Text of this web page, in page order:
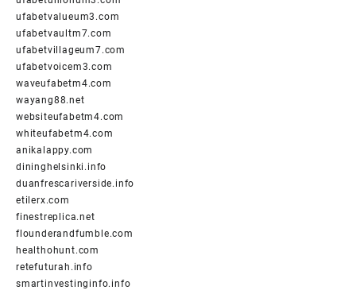
ufabetvalueum3.com
ufabetvaultm7.com
ufabetvillageum7.com
ufabetvoicem3.com
waveufabetm4.com
wayang88.net
websiteufabetm4.com
whiteufabetm4.com
anikalappy.com
dininghelsinki.info
duanfrescariverside.info
etilerx.com
finestreplica.net
flounderandfumble.com
healthohunt.com
retefuturah.info
smartinvestinginfo.info